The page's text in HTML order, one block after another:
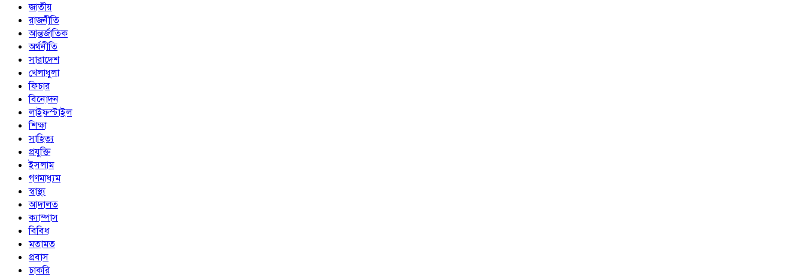
জাতীয়
রাজনীতি
আন্তর্জাতিক
অর্থনীতি
সারাদেশ
খেলাধুলা
ফিচার
বিনোদন
লাইফস্টাইল
শিক্ষা
সাহিত্য
প্রযুক্তি
ইসলাম
গণমাধ্যম
স্বাস্থ্য
আদালত
ক্যাম্পাস
বিবিধ
মতামত
প্রবাস
চাকরি